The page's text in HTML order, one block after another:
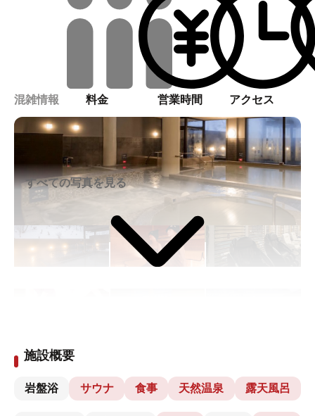
混雑情報 料金 営業時間 アクセス
すべての写真を見る
施設概要
岩盤浴 サウナ 食事 天然温泉 露天風呂